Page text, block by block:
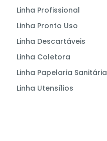
Linha Profissional
Linha Pronto Uso
Linha Descartáveis
Linha Coletora
Linha Papelaria Sanitária
Linha Utensílios